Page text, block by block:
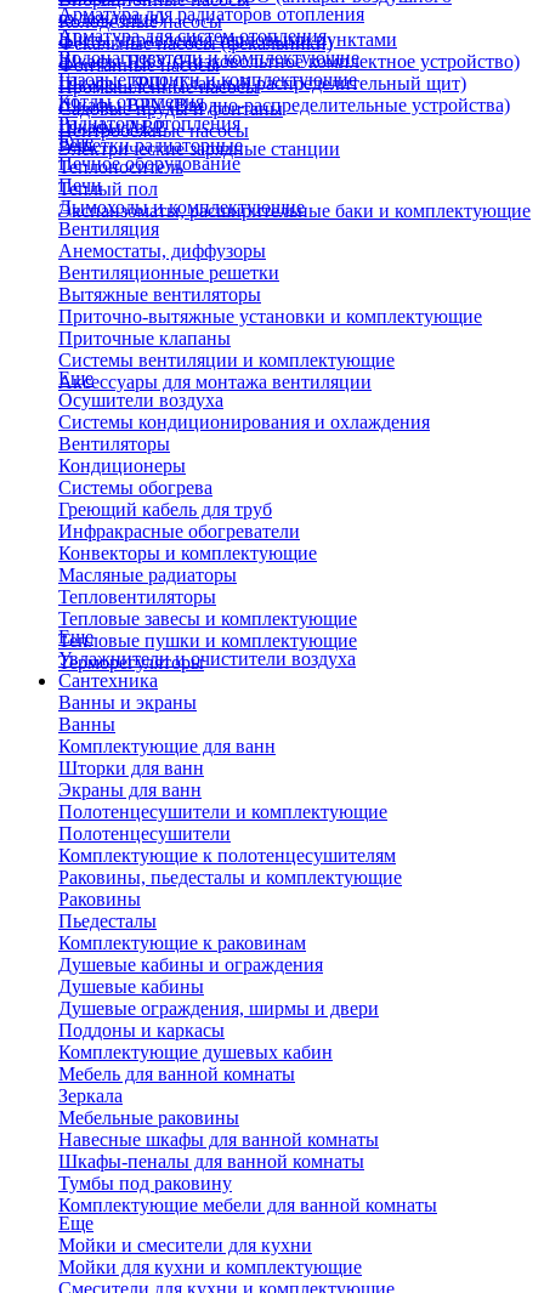
Колодезные насосы
Фекальные насосы (фекальники)
Фонтанные насосы
Промышленные насосы
Садовые пруды и фонтаны
Центробежные насосы
охлаждения)
Щиты управления тепловыми пунктами
Шкафы НКУ (Низковольтное комплектное устройство)
Шкафы ГРЩ (Главный распределительный щит)
Шкафы ВРУ (Вводно-распределительные устройства)
Шкафы АВР
Электрические зарядные станции
Арматура для радиаторов отопления
Арматура для систем отопления
Водонагреватели и комплектующие
Газовые колонки и комплектующие
Котлы отопления
Радиаторы отопления
Решетки радиаторные
Теплоноситель
Теплый пол
Экспанзоматы, расширительные баки и комплектующие
Еще
Печное оборудование
Печи
Дымоходы и комплектующие
Вентиляция
Анемостаты, диффузоры
Вентиляционные решетки
Вытяжные вентиляторы
Приточно-вытяжные установки и комплектующие
Приточные клапаны
Системы вентиляции и комплектующие
Аксессуары для монтажа вентиляции
Еще
Осушители воздуха
Системы кондиционирования и охлаждения
Вентиляторы
Кондиционеры
Системы обогрева
Греющий кабель для труб
Инфракрасные обогреватели
Конвекторы и комплектующие
Масляные радиаторы
Тепловентиляторы
Тепловые завесы и комплектующие
Тепловые пушки и комплектующие
Терморегуляторы
Еще
Увлажнители и очистители воздуха
Сантехника
Ванны и экраны
Ванны
Комплектующие для ванн
Шторки для ванн
Экраны для ванн
Полотенцесушители и комплектующие
Полотенцесушители
Комплектующие к полотенцесушителям
Раковины, пьедесталы и комплектующие
Раковины
Пьедесталы
Комплектующие к раковинам
Душевые кабины и ограждения
Душевые кабины
Душевые ограждения, ширмы и двери
Поддоны и каркасы
Комплектующие душевых кабин
Мебель для ванной комнаты
Зеркала
Мебельные раковины
Навесные шкафы для ванной комнаты
Шкафы-пеналы для ванной комнаты
Тумбы под раковину
Комплектующие мебели для ванной комнаты
Еще
Мойки и смесители для кухни
Мойки для кухни и комплектующие
Смесители для кухни и комплектующие